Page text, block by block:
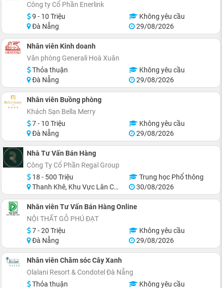
Công ty Cổ Phần Enerlink
9 - 10 Triệu
Không yêu cầu
Đà Nẵng
29/08/2026
Nhân viên Kinh doanh
Văn phòng Generali Hoà Xuân
Thỏa thuận
Không yêu cầu
Đà Nẵng
29/08/2026
Nhân viên Buồng phòng
Khách Sạn Bella Merry
7 - 10 Triệu
Không yêu cầu
Đà Nẵng
29/08/2026
Nhà Tư Vấn Bán Hàng
Công Ty Cổ Phần Regal Group
18 - 500 Triệu
Trung học Phổ thông
Thanh Khê, Khu Vực Lân Cận Đà Nẵng
30/08/2026
Nhân viên Tư Vấn Bán Hàng Online
NỘI THẤT GỖ PHÚ ĐẠT
7 - 20 Triệu
Không yêu cầu
Đà Nẵng
29/08/2026
Nhân viên Chăm sóc Cây Xanh
Olalani Resort & Condotel Đà Nẵng
Thỏa thuận
Không yêu cầu